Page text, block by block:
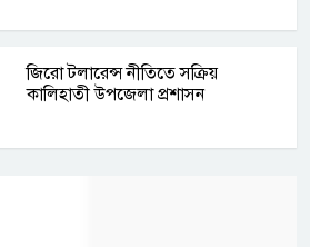
জিরো টলারেন্স নীতিতে সক্রিয়
কালিহাতী উপজেলা প্রশাসন